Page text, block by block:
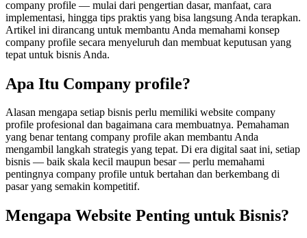
company profile — mulai dari pengertian dasar, manfaat, cara
implementasi, hingga tips praktis yang bisa langsung Anda terapkan.
Artikel ini dirancang untuk membantu Anda memahami konsep
company profile secara menyeluruh dan membuat keputusan yang
tepat untuk bisnis Anda.
Apa Itu Company profile?
Alasan mengapa setiap bisnis perlu memiliki website company
profile profesional dan bagaimana cara membuatnya. Pemahaman
yang benar tentang company profile akan membantu Anda
mengambil langkah strategis yang tepat. Di era digital saat ini, setiap
bisnis — baik skala kecil maupun besar — perlu memahami
pentingnya company profile untuk bertahan dan berkembang di
pasar yang semakin kompetitif.
Mengapa Website Penting untuk Bisnis?